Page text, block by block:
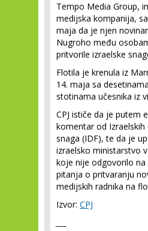
Tempo Media Group,
medijska kompanija,
maja da je njen
Nugroho među
pritvorile izraelske
Flotila je krenula iz
14. maja sa
stotinama učesnika iz
CPJ ističe da je putem
komentar od Izraelskih
snaga (IDF), te da je
izraelsko ministarstvo
koje nije odgovorilo na
pitanja o pritvaranju
medijskih radnika na
Izvor: CPJ